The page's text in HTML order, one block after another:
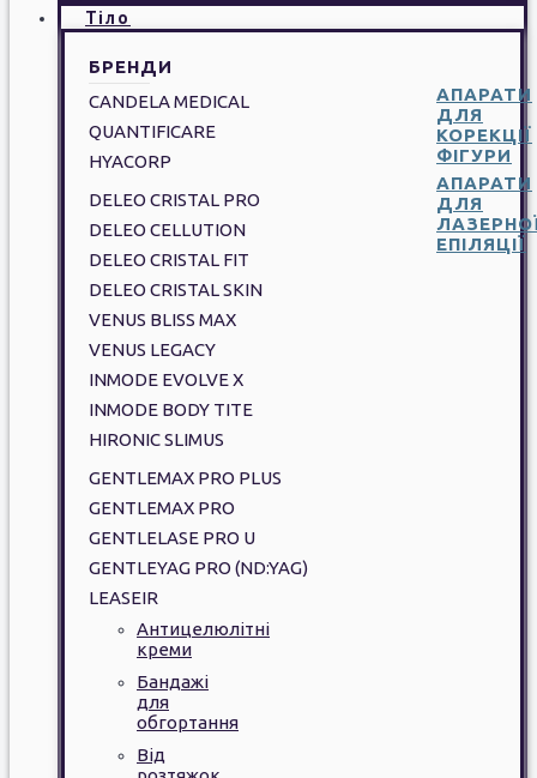
Тіло
БРЕНДИ
CANDELA MEDICAL
QUANTIFICARE
HYACORP
АПАРАТИ
ДЛЯ
КОРЕКЦІЇ
ФІГУРИ
DELEO CRISTAL PRO
DELEO CELLUTION
DELEO CRISTAL FIT
DELEO CRISTAL SKIN
VENUS BLISS MAX
VENUS LEGACY
INMODE EVOLVE X
INMODE BODY TITE
HIRONIC SLIMUS
АПАРАТИ
ДЛЯ
ЕПІЛЯЦІЇ
GENTLEMAX PRO PLUS
GENTLEMAX PRO
GENTLELASE PRO U
GENTLEYAG PRO (ND:YAG)
LEASEIR
Антицелюлітні
креми
Бандажі
для
обгортання
Від